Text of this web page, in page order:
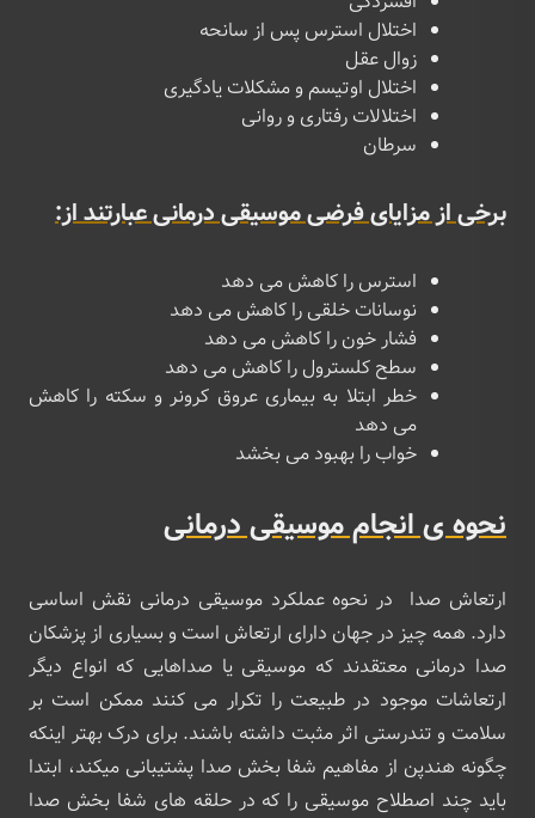
اختلال استرس پس از سانحه
زوال عقل
اختلال اوتیسم و مشکلات یادگیری
اختلالات رفتاری و روانی
سرطان
برخی از مزایای فرضی موسیقی درمانی عبارتند از:
استرس را کاهش می دهد
نوسانات خلقی را کاهش می دهد
فشار خون را کاهش می دهد
سطح کلسترول را کاهش می دهد
خطر ابتلا به بیماری عروق کرونر و سکته را کاهش
می دهد
خواب را بهبود می بخشد
نحوه ی انجام موسیقی درمانی
ارتعاش صدا در نحوه عملکرد موسیقی درمانی نقش اساسی
دارد. همه چیز در جهان دارای ارتعاش است و بسیاری از پزشکان
صدا درمانی معتقدند که موسیقی یا صداهایی که انواع دیگر
ارتعاشات موجود در طبیعت را تکرار می کنند ممکن است بر
سلامت و تندرستی اثر مثبت داشته باشند. برای درک بهتر اینکه
چگونه هندپن از مفاهیم شفا بخش صدا پشتیبانی میکند، ابتدا
باید چند اصطلاح موسیقی را که در حلقه‌ های شفا بخش صدا